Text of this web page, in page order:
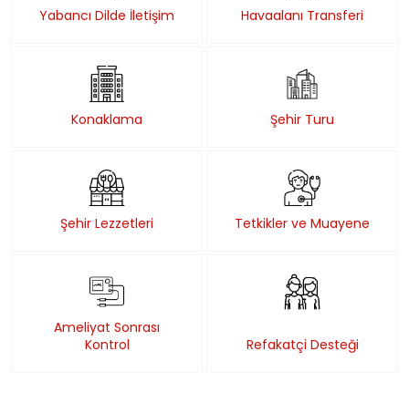
Yabancı Dilde İletişim Havaalanı Transferi
Konaklama Şehir Turu
Şehir Lezzetleri Tetkikler ve Muayene
Ameliyat Sonrası
Kontrol
Refakatçi Desteği